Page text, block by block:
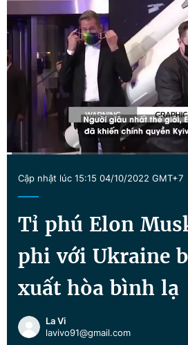
Chuyên mục
Chuyên mục khác
Chào ngày mới Tin
Tin thị trường Tin
Video
Sản phẩm khác
Tiện ích Bạn
Thông tin tòa soạn
Thông tin tài khoản
Đổi mật khẩu
Tin đã lưu
Tin đã xem
Đăng xuất
Time
Cập nhật lúc 15:15 04/10/2022 GMT+7
Tỉ phú Elon
phi với Ukraine
xuất hòa bình lạ
La Vi
lavivo91@gmail.com